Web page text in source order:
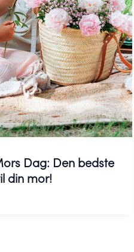
Dag: Den bedste
din mor!